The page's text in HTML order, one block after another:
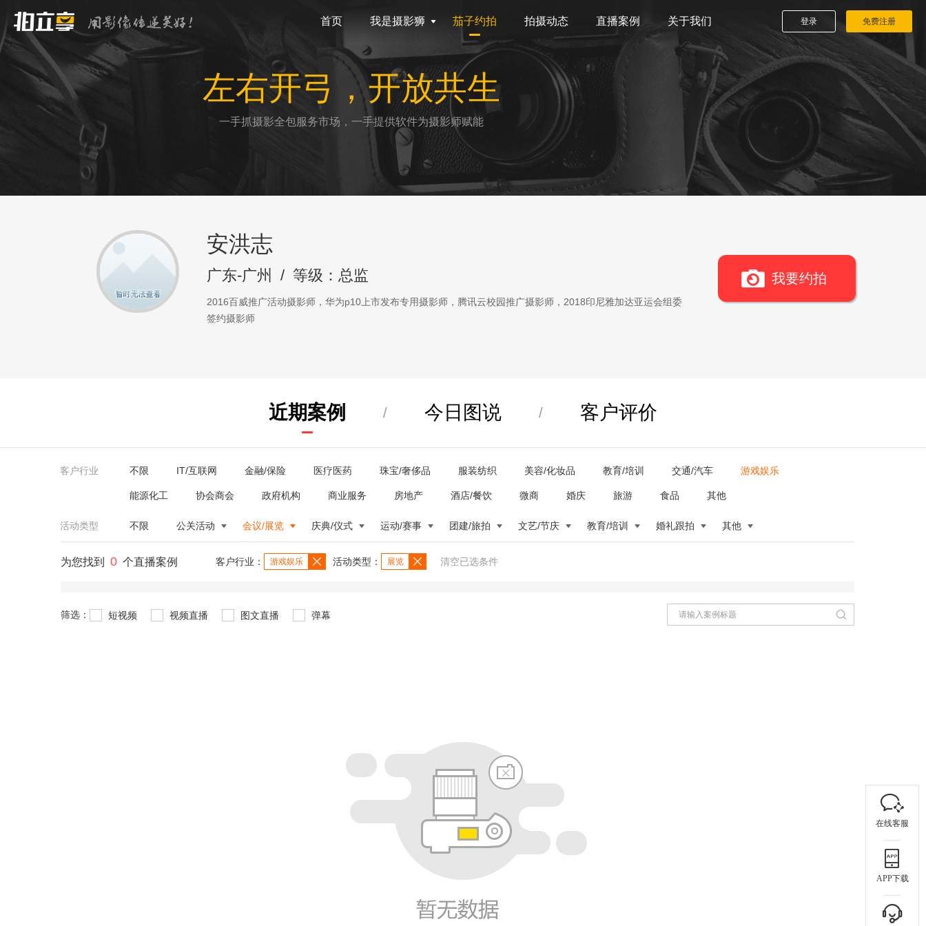
首页 我是摄影狮 茄子约拍 拍摄动态 直播案例 关于我们 登录 免费注册
左右开弓，开放共生
一手抓摄影全包服务市场，一手提供软件为摄影师赋能
安洪志
广东-广州 / 等级：总监
2016百威推广活动摄影师，华为p10上市发布专用摄影师，腾讯云校园推广摄影师，2018印尼雅加达亚运会组委
签约摄影师
我要约拍
近期案例 / 今日图说 / 客户评价
客户行业 不限 IT/互联网 金融/保险 医疗医药 珠宝/奢侈品 服装纺织 美容/化妆品 教育/培训 交通/汽车 游戏娱乐
能源化工 协会商会 政府机构 商业服务 房地产 酒店/餐饮 微商 婚庆 旅游 食品 其他
活动类型 不限 公关活动 会议/展览 庆典/仪式 运动/赛事 团建/旅拍 文艺/节庆 教育/培训 婚礼跟拍 其他
为您找到 0 个直播案例 客户行业： 游戏娱乐 活动类型： 展览 清空已选条件
筛选： 短视频 视频直播 图文直播 弹幕
在线客服
APP下载